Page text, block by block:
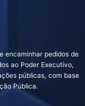
encaminhar pedidos de
ao Poder Executivo,
públicas, com base
Pública.